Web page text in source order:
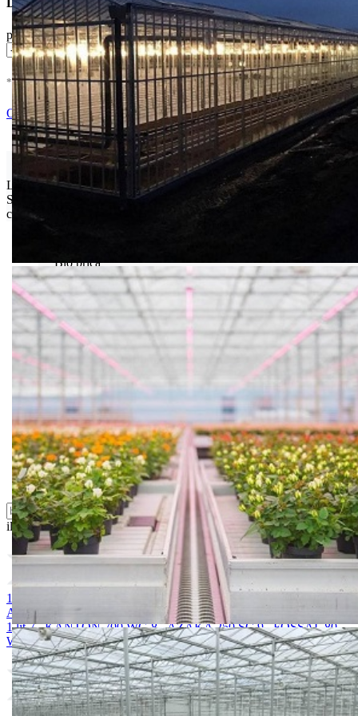
Dostupne Opcije
pakovanje
* U cenu je uracunat PDV * Nema Na Stanju !
Ocenite i napišite preporuku
Isporuka Info
Limit za porudžbinu je
500.00 dinara
za isporuku na teritoriji
Srbije. Za inostranstvo, molimo da nas kontaktirate za informacije o
ceni i mogućnostima isporuke.
Bio priča
Biostimulacija
Dezinfekcija
Feromoni i klopke
Folije i agrotekstili
Oprema i instrumenti
Semena povrća
Sredstva za ishranu biljaka
Sredstva za zaštitu biljaka
Supstrati
Zaštita ... u 10 litara
ili probajte naprednu:pretragu
1. Acoustic 1l 2. SUPERNOVA 72 WP 3. PREVENT 80 WP
4.
ALIJANSA PLUS
5. ENYGMA 62,5 WG
1 lit 7. KANTON 700 WG 8. AZAKA 250 SC 9. FOSSAL 80
WP 10. KOCIDE 2000